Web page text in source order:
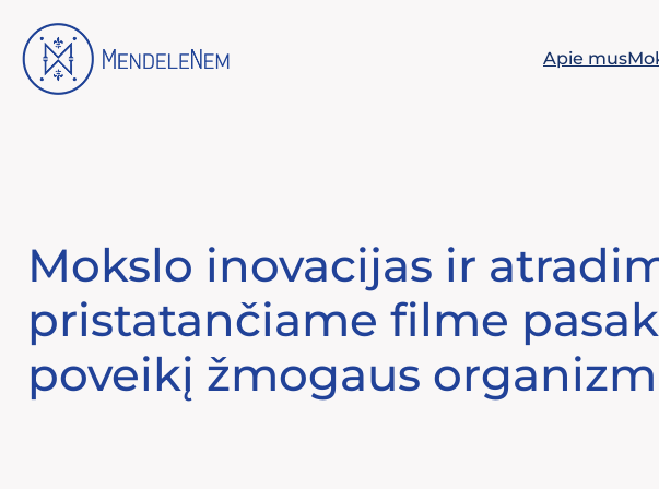
prie
turinio
Apie mus
Mokslo inovacijas ir
pristatančiame filme
poveikį žmogaus